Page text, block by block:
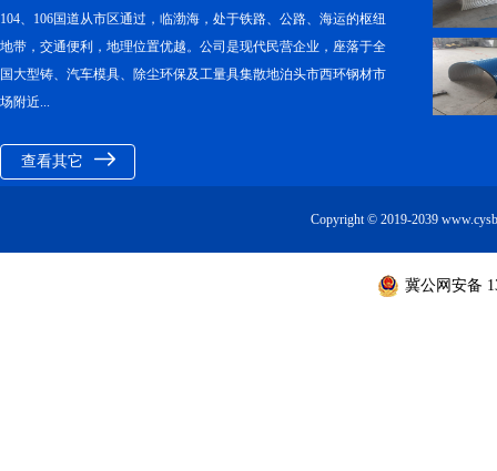
104、106国道从市区通过，临渤海，处于铁路、公路、海运的枢纽
地带，交通便利，地理位置优越。公司是现代民营企业，座落于全
国大型铸、汽车模具、除尘环保及工量具集散地泊头市西环钢材市
场附近...
查看其它
Copyright © 2019-2039
冀公网安备